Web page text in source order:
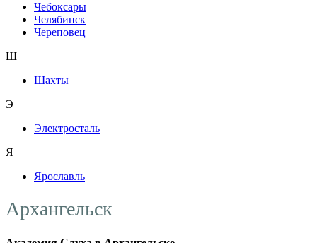
Чебоксары
Челябинск
Череповец
Ш
Шахты
Э
Электросталь
Я
Ярославль
Архангельск